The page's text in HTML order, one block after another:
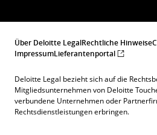
Über Deloitte LegalRechtliche Hinweise
ImpressumLieferantenportal
Deloitte Legal bezieht sich auf die
Mitgliedsunternehmen von Deloitte
verbundene Unternehmen oder
Rechtsdienstleistungen erbringen.